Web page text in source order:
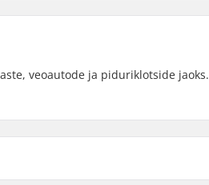
veoautode ja piduriklotside jaoks.